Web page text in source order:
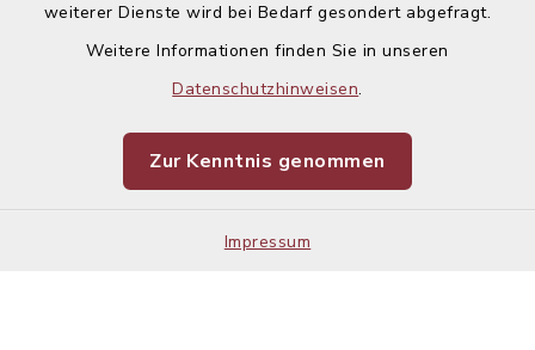
weiterer Dienste wird bei Bedarf gesondert abgefragt.
Weitere Informationen finden Sie in unseren
Datenschutzhinweisen.
Zur Kenntnis genommen
Impressum
Kontakt
Datenschutz
Impressum